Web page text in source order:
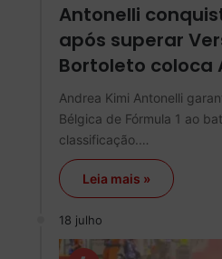
Antonelli
após superar
Bortoleto coloca
Andrea Kimi Antonelli
Bélgica de Fórmula 1 ao
classificação.…
Leia mais »
18 julho